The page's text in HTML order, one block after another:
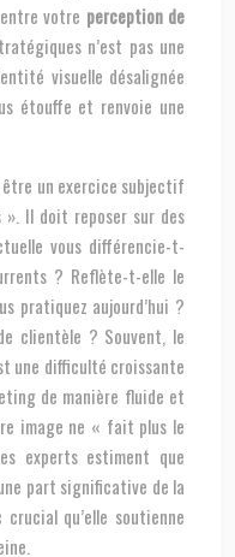
votre perception de
n’est pas une
visuelle désalignée
étouffe et renvoie une
un exercice subjectif
». Il doit reposer sur des
vous différencie-t-
? Reflète-t-elle le
pratiquez aujourd’hui ?
clientèle ? Souvent, le
une difficulté croissante
de manière fluide et
image ne « fait plus le
experts estiment que
part significative de la
qu’elle soutienne